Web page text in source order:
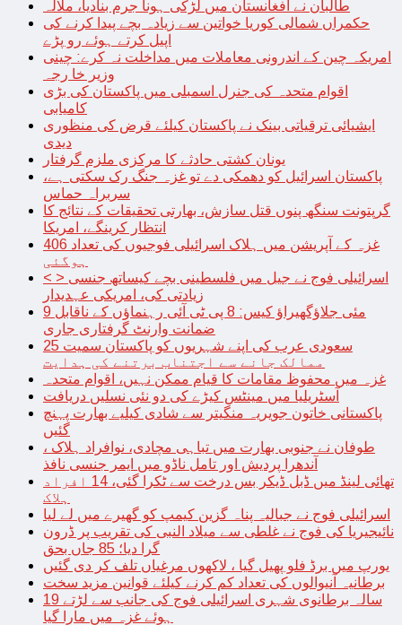
طالبان نے افغانستان میں لڑکی ہونا جرم بنادیا، ملالہ
حکمراں شمالی کوریا خواتین سے زیادہ بچے پیدا کرنے کی
اپیل کرتے ہوئے رو پڑے
امریکہ چین کے اندرونی معاملات میں مداخلت نہ کرے: چینی
وزیر خا رجہ
اقوام متحدہ کی جنرل اسمبلی میں پاکستان کی بڑی
کامیابی
ایشیائی ترقیاتی بینک نے پاکستان کیلئے قرض کی منظوری
دیدی
یونان کشتی حادثے کا مرکزی ملزم گرفتار
پاکستان اسرائیل کو دھمکی دے تو غزہ جنگ رک سکتی ہے،
سربراہ حماس
گرپتونت سنگھ پنوں قتل سازش، بھارتی تحقیقات کے نتائج کا
انتظار کرینگے، امریکا
غزہ کے آپریشن میں ہلاک اسرائیلی فوجیوں کی تعداد 406
ہوگئی
< > اسرائیلی فوج نے جیل میں فلسطینی بچے کیساتھ جنسی
زیادتی کی، امریکی عہدیدار
9 مئی جلاؤگھیراؤ کیس: 8 پی ٹی آئی رہنماؤں کے ناقابل
ضمانت وارنٹ گرفتاری جاری
سعودی عرب کی اپنے شہریوں کو پاکستان سمیت 25
ممالک جانے سے اجتناب برتنے کی ہدایت
غزہ میں محفوظ مقامات کا قیام ممکن نہیں، اقوام متحدہ
آسٹریلیا میں مینٹس کیڑے کی دو نئی نسلیں دریافت
پاکستانی خاتون جویریہ منگیتر سے شادی کیلیے بھارت پہنچ
گئیں
طوفان نے جنوبی بھارت میں تباہی مچادی، نوافراد ہلاک ،
آندھرا پردیش اور تامل ناڈو میں ایمر جنسی نافذ
تھائی لینڈ میں ڈبل ڈیکر بس درخت سے ٹکرا گئی، 14 افراد
ہلاک
اسرائیلی فوج نے جبالیہ پناہ گزین کیمپ کو گھیرے میں لے لیا
نائیجیریا کی فوج نے غلطی سے میلاد النبی کی تقریب پر ڈرون
گرا دیا؛ 85 جاں بحق
یورپ میں برڈ فلو پھیل گیا ، لاکھوں مرغیاں تلف کر دی گئیں
برطانیہ آنیوالوں کی تعداد کم کرنے کیلئے قوانین مزید سخت
19 سالہ برطانوی شہری اسرائیلی فوج کی جانب سے لڑتے
ہوئے غزہ میں مارا گیا